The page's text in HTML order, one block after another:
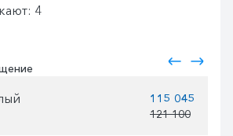
4
115 045
121 100